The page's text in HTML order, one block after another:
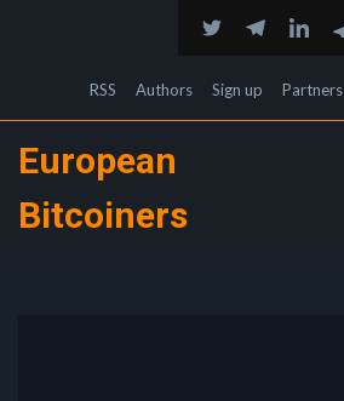
RSS Authors Sign up Partners
European
Bitcoiners